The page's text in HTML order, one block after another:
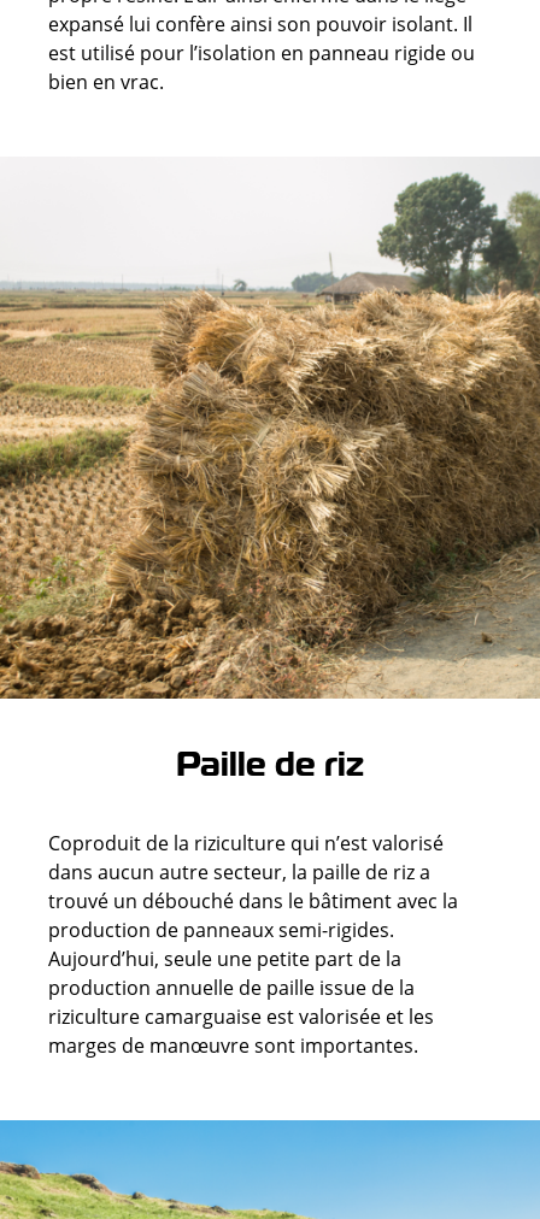
expansé lui confère ainsi son pouvoir isolant. Il
est utilisé pour l’isolation en panneau rigide ou
bien en vrac.
Paille de riz
Coproduit de la riziculture qui n’est valorisé
dans aucun autre secteur, la paille de riz a
trouvé un débouché dans le bâtiment avec la
production de panneaux semi-rigides.
Aujourd’hui, seule une petite part de la
production annuelle de paille issue de la
riziculture camarguaise est valorisée et les
marges de manœuvre sont importantes.